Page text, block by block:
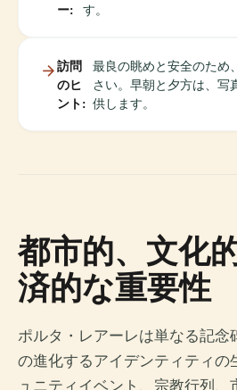
ー:
す。
訪問
のヒ
ント:
最良の眺めと安全のため
さい。早朝と夕方は、写
供します。
都市的、文化
済的な重要性
ポルタ・レアーレは単なる記念
の進化するアイデンティティの
ュニティイベント、宗教行列、